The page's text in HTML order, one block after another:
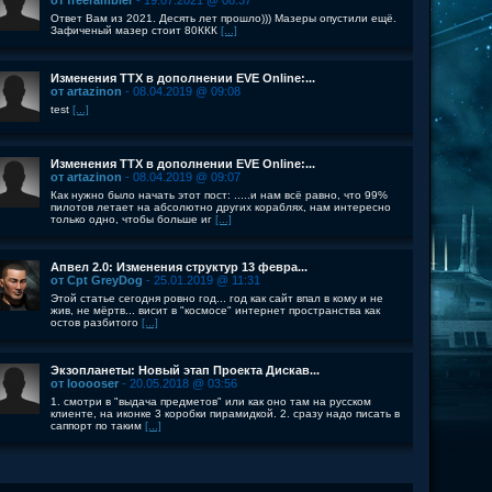
Ответ Вам из 2021. Десять лет прошло))) Мазеры опустили ещё.
Зафиченый мазер стоит 80ККК [...]
Изменения ТТХ в дополнении EVE Online:...
от artazinon - 08.04.2019 @ 09:08
test [...]
Изменения ТТХ в дополнении EVE Online:...
от artazinon - 08.04.2019 @ 09:07
Как нужно было начать этот пост: .....и нам всё равно, что 99%
пилотов летает на абсолютно других кораблях, нам интересно
только одно, чтобы больше иг [...]
Апвел 2.0: Изменения структур 13 февра...
от Cpt GreyDog - 25.01.2019 @ 11:31
Этой статье сегодня ровно год... год как сайт впал в кому и не
жив, не мёртв... висит в "космосе" интернет пространства как
остов разбитого [...]
Экзопланеты: Новый этап Проекта Дискав...
от looooser - 20.05.2018 @ 03:56
1. смотри в "выдача предметов" или как оно там на русском
клиенте, на иконке 3 коробки пирамидкой. 2. сразу надо писать в
саппорт по таким [...]